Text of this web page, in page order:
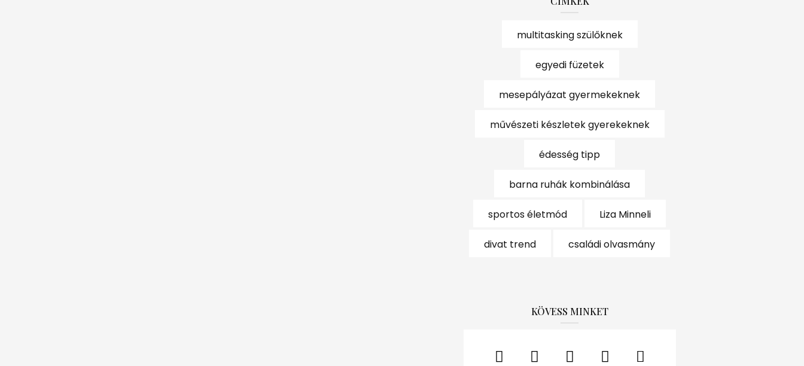
multitasking szülőknek
egyedi füzetek
mesepályázat gyermekeknek
művészeti készletek gyerekeknek
édesség tipp
barna ruhák kombinálása
sportos életmód Liza Minneli
divat trend családi olvasmány
KÖVESS MINKET